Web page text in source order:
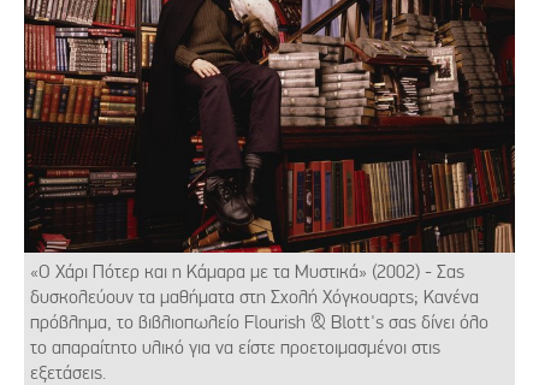
«Ο Χάρι Πότερ και η Κάμαρα με τα Μυστικά» (2002) - Σας
δυσκολεύουν τα μαθήματα στη Σχολή Χόγκουαρτς; Κανένα
πρόβλημα, το βιβλιοπωλείο Flourish & Blott's σας δίνει όλο
το απαραίτητο υλικό για να είστε προετοιμασμένοι στις
εξετάσεις.